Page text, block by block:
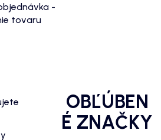
-
tovaru
OBĽÚBEN
É ZNAČKY